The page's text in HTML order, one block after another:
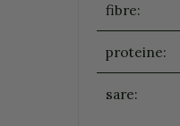
fibre:
proteine:
sare: